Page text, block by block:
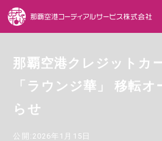
那覇空港クレジットカ
「ラウンジ華」 移転
らせ
公開:2026年1月15日